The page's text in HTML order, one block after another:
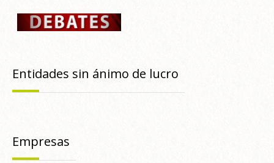
Entidades sin ánimo de lucro
Empresas